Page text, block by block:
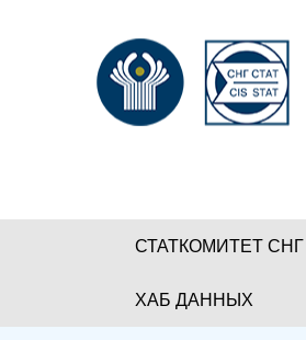
СТАТКОМИТЕТ СНГ
ХАБ ДАННЫХ